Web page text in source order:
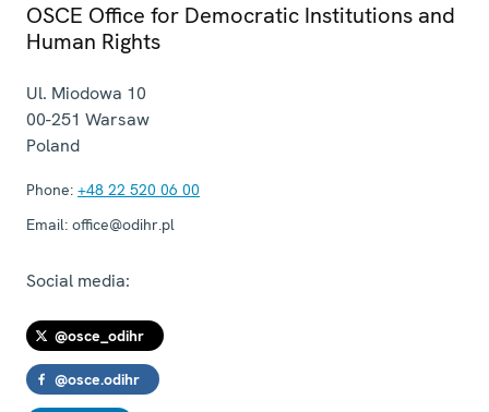
OSCE Office for Democratic Institutions and
Human Rights
Ul. Miodowa 10
00-251 Warsaw
Poland
Phone: +48 22 520 06 00
Email: office@odihr.pl
Social media:
@osce_odihr
@osce.odihr